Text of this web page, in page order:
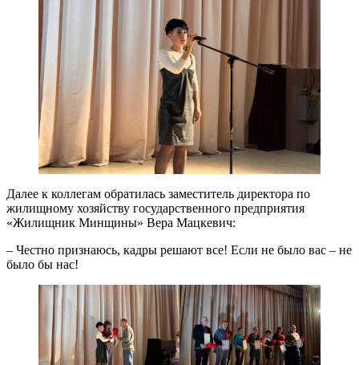
Далее к коллегам обратилась заместитель директора по
жилищному хозяйству государственного предприятия
«Жилищник Минщины» Вера Мацкевич:
– Честно признаюсь, кадры решают все! Если не было вас – не
было бы нас!